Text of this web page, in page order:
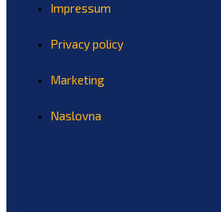
Impressum
Privacy policy
Marketing
Naslovna